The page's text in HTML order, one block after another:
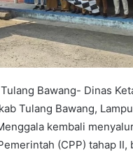
Bawang- Dinas
Tulang Bawang,
kembali
(CPP) tahap II,